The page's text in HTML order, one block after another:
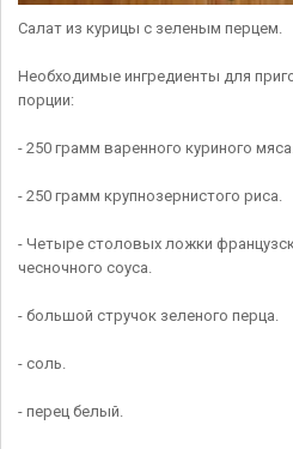
Салат из курицы с зеленым перцем.
Необходимые ингредиенты для
порции:
- 250 грамм варенного куриного
- 250 грамм крупнозернистого риса.
- Четыре столовых ложки
чесночного соуса.
- большой стручок зеленого перца.
- соль.
- перец белый.